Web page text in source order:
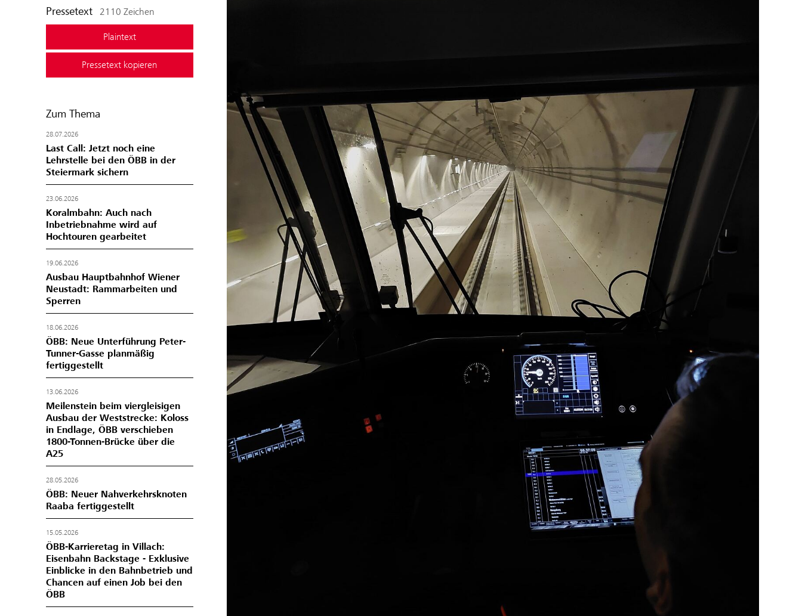
Pressetext 2110 Zeichen
Plaintext
Pressetext kopieren
Zum Thema
28.07.2026
Last Call: Jetzt noch eine
Lehrstelle bei den ÖBB in der
Steiermark sichern
23.06.2026
Koralmbahn: Auch nach
Inbetriebnahme wird auf
Hochtouren gearbeitet
19.06.2026
Ausbau Hauptbahnhof Wiener
Neustadt: Rammarbeiten und
Sperren
18.06.2026
ÖBB: Neue Unterführung Peter-
Tunner-Gasse planmäßig
fertiggestellt
13.06.2026
Meilenstein beim viergleisigen
Ausbau der Weststrecke: Koloss
in Endlage, ÖBB verschieben
1800-Tonnen-Brücke über die
A25
28.05.2026
ÖBB: Neuer Nahverkehrsknoten
Raaba fertiggestellt
15.05.2026
ÖBB-Karrieretag in Villach:
Eisenbahn Backstage - Exklusive
Einblicke in den Bahnbetrieb und
Chancen auf einen Job bei den
ÖBB